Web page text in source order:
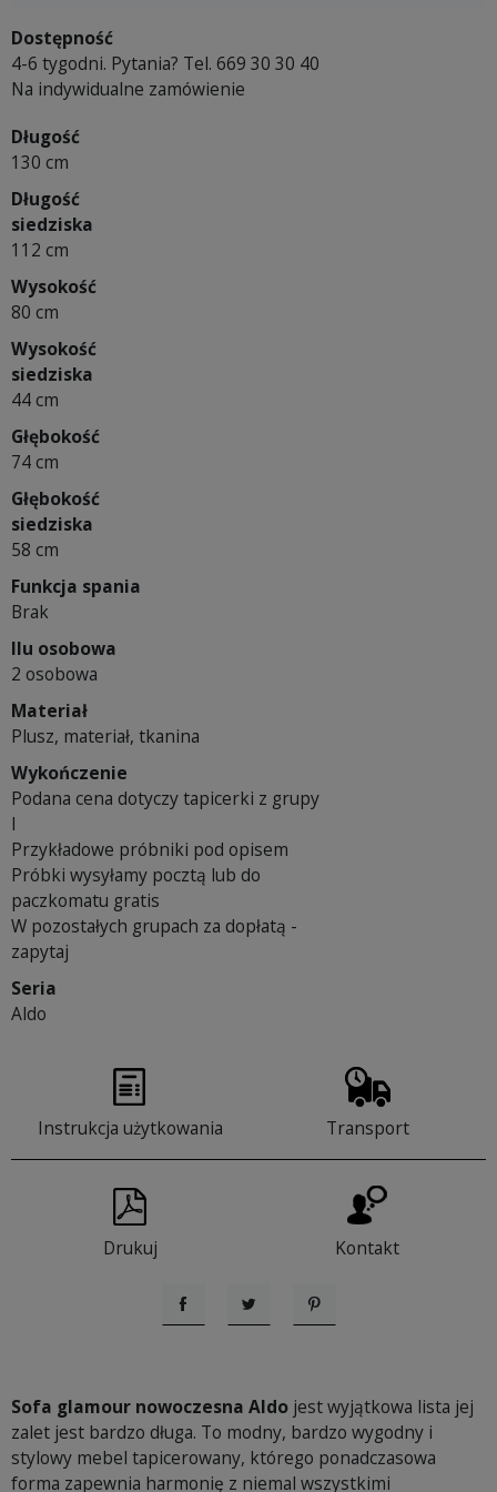
Dostępność
4-6 tygodni. Pytania? Tel. 669 30 30 40
Na indywidualne zamówienie
Długość
130 cm
Długość
siedziska
112 cm
Wysokość
80 cm
Wysokość
siedziska
44 cm
Głębokość
74 cm
Głębokość
siedziska
58 cm
Funkcja spania
Brak
Ilu osobowa
2 osobowa
Materiał
Plusz, materiał, tkanina
Wykończenie
Podana cena dotyczy tapicerki z grupy
I
Przykładowe próbniki pod opisem
Próbki wysyłamy pocztą lub do
paczkomatu gratis
W pozostałych grupach za dopłatą -
zapytaj
Seria
Aldo
Instrukcja użytkowania Transport
Drukuj Kontakt
UdostępnijTweetujPinterest
Sofa glamour nowoczesna Aldo jest wyjątkowa lista jej
zalet jest bardzo długa. To modny, bardzo wygodny i
stylowy mebel tapicerowany, którego ponadczasowa
forma zapewnia harmonię z niemal wszystkimi